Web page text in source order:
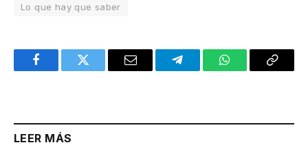
Lo que hay que saber
FacebookTwitter Email TelegramWhatsAppCopy
LEER MÁS